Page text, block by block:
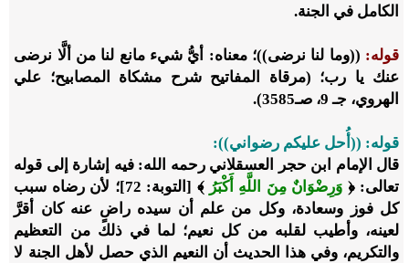
الكامل في الجنة.
قوله: ((وما لنا نرضى))؛ معناه: أيُّ شيء مانع لنا من ألَّا نرضى
عنك يا رب؛ (مرقاة المفاتيح شرح مشكاة المصابيح؛ علي
الهروي، جـ 9، صـ3585).
قوله: ((أُحل عليكم رضواني)):
قال الإمام ابن حجر العسقلاني رحمه الله: فيه إشارة إلى قوله
تعالى: ﴿ وَرِضْوَانٌ مِنَ اللَّهِ أَكْبَرُ
﴾ [التوبة: 72]؛ لأن رضاه سبب
كل فوز وسعادة، وكل من علم أن سيده راضٍ عنه كان أقرَّ
لعينه، وأطيب لقلبه من كل نعيم؛ لما في ذلك من التعظيم
والتكريم، وفي هذا الحديث أن النعيم الذي حصل لأهل الجنة لا